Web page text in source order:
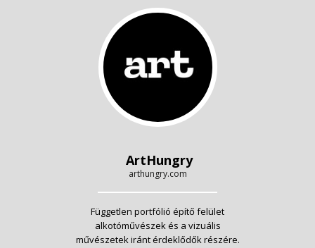
ArtHungry
arthungry.com
Független portfólió építő felület
alkotóművészek és a vizuális
művészetek iránt érdeklődők részére.